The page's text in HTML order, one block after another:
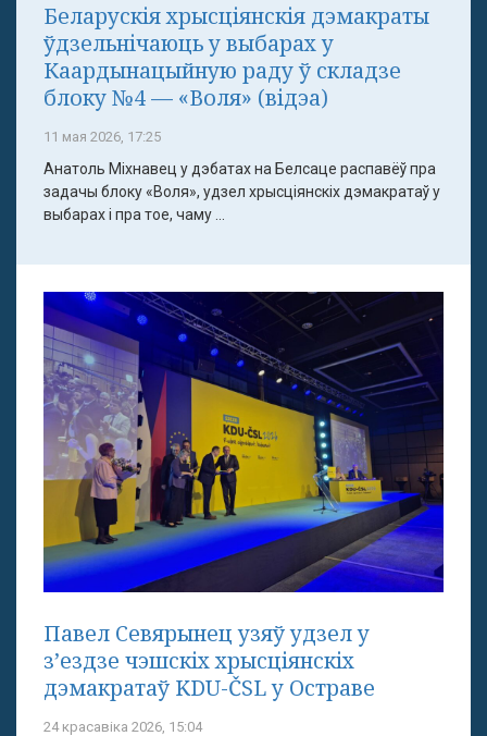
Беларускія хрысціянскія дэмакраты
ўдзельнічаюць у выбарах у
Каардынацыйную раду ў складзе
блоку №4 — «Воля» (відэа)
11 мая 2026, 17:25
Анатоль Міхнавец у дэбатах на Белсаце распавёў пра
задачы блоку «Воля», удзел хрысціянскіх дэмакратаў у
выбарах і пра тое, чаму ...
Павел Севярынец узяў удзел у
з’ездзе чэшскіх хрысціянскіх
дэмакратаў KDU-ČSL у Остраве
24 красавіка 2026, 15:04